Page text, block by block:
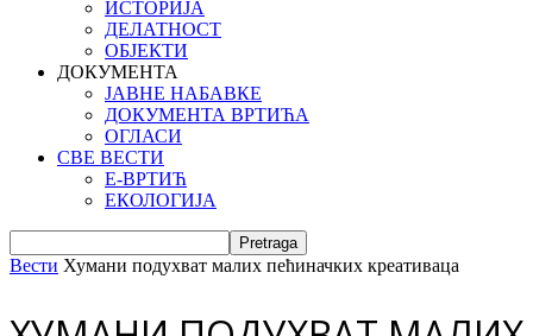
ИСТОРИЈА
ДЕЛАТНОСТ
ОБЈЕКТИ
ДОКУМЕНТА
ЈАВНЕ НАБАВКЕ
ДОКУМЕНТА ВРТИЋА
ОГЛАСИ
СВЕ ВЕСТИ
Е-ВРТИЋ
ЕКОЛОГИЈА
Вести Хумани подухват малих пећиначких креативаца